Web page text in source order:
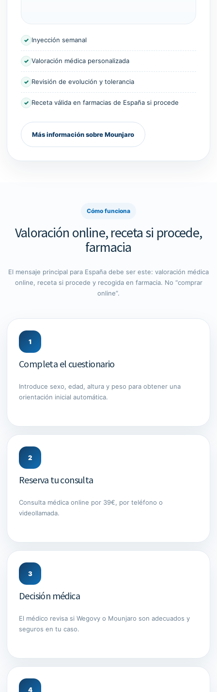
✓ Inyección semanal
✓ Valoración médica personalizada
✓ Revisión de evolución y tolerancia
✓ Receta válida en farmacias de España si procede
Más información sobre Mounjaro
Cómo funciona
Valoración online, receta si procede,
farmacia
El mensaje principal para España debe ser este: valoración médica
online, receta si procede y recogida en farmacia. No “comprar
online”.
1
Completa el cuestionario
Introduce sexo, edad, altura y peso para obtener una
orientación inicial automática.
2
Reserva tu consulta
Consulta médica online por 39€, por teléfono o
videollamada.
3
Decisión médica
El médico revisa si Wegovy o Mounjaro son adecuados y
seguros en tu caso.
4